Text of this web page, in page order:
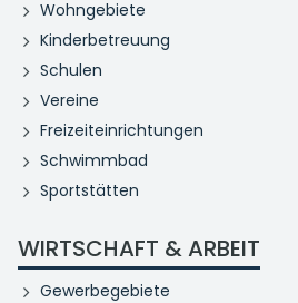
Wohngebiete
Kinderbetreuung
Schulen
Vereine
Freizeiteinrichtungen
Schwimmbad
Sportstätten
WIRTSCHAFT & ARBEIT
Gewerbegebiete